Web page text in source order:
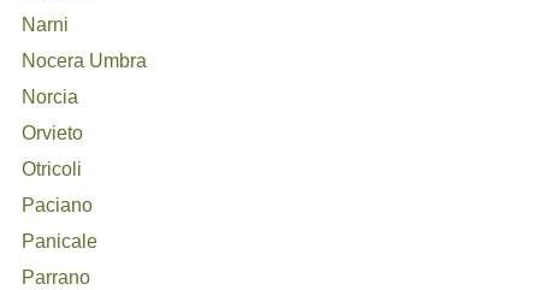
Narni
Nocera Umbra
Norcia
Orvieto
Otricoli
Paciano
Panicale
Parrano